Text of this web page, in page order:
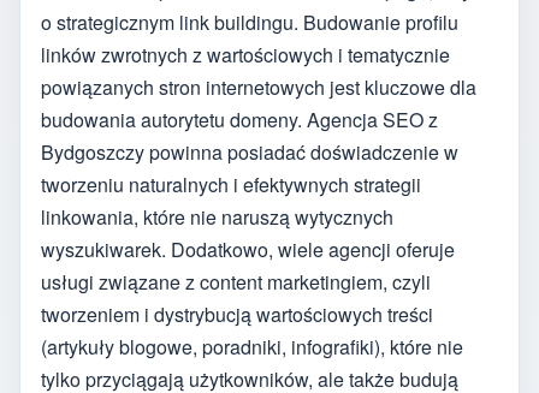
o strategicznym link buildingu. Budowanie profilu
linków zwrotnych z wartościowych i tematycznie
powiązanych stron internetowych jest kluczowe dla
budowania autorytetu domeny. Agencja SEO z
Bydgoszczy powinna posiadać doświadczenie w
tworzeniu naturalnych i efektywnych strategii
linkowania, które nie naruszą wytycznych
wyszukiwarek. Dodatkowo, wiele agencji oferuje
usługi związane z content marketingiem, czyli
tworzeniem i dystrybucją wartościowych treści
(artykuły blogowe, poradniki, infografiki), które nie
tylko przyciągają użytkowników, ale także budują